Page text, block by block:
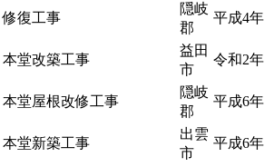
修復工事
隠岐
郡
平成4年
本堂改築工事
益田
市
令和2年
本堂屋根改修工事
隠岐
郡
平成6年
本堂新築工事
出雲
市
平成6年